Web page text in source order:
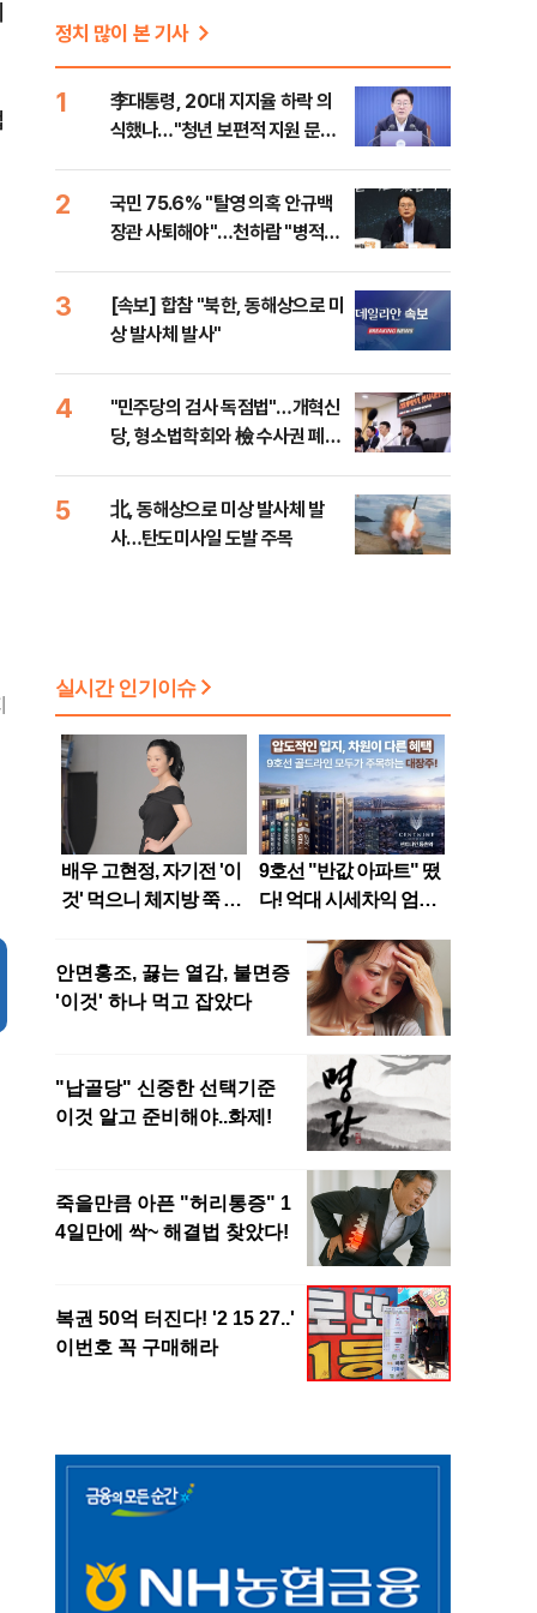
정치 많이 본 기사
1
李대통령, 20대 지지율 하락 의
식했나…"청년 보편적 지원 문턱
2
국민 75.6% "탈영 의혹 안규백
장관 사퇴해야"…천하람 "병적기
3
[속보] 합참 "북한, 동해상으로 미
상 발사체 발사"
4
"민주당의 검사 독점법"…개혁신
당, 형소법학회와 檢 수사권 폐지
5
北, 동해상으로 미상 발사체 발
사…탄도미사일 도발 주목